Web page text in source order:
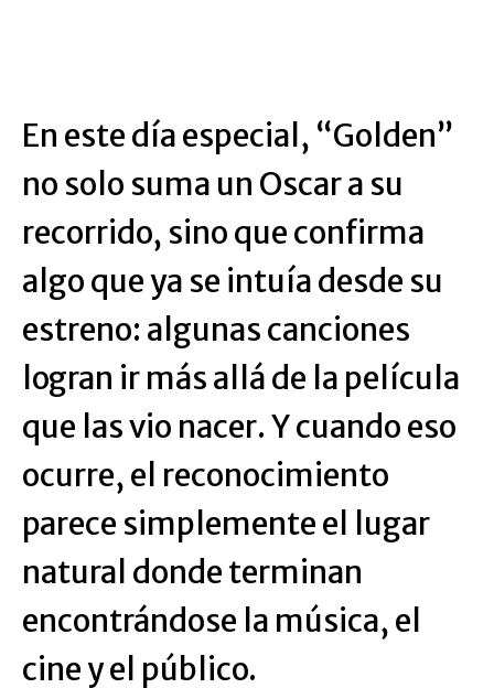
En este día especial, “Golden”
no solo suma un Oscar a su
recorrido, sino que confirma
algo que ya se intuía desde su
estreno: algunas canciones
logran ir más allá de la película
que las vio nacer. Y cuando eso
ocurre, el reconocimiento
parece simplemente el lugar
natural donde terminan
encontrándose la música, el
cine y el público.